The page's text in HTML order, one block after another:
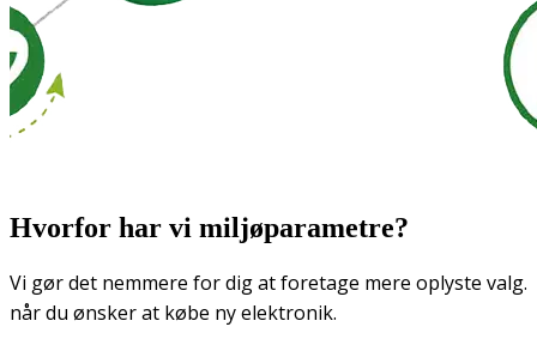
Hvorfor har vi miljøparametre?
Vi gør det nemmere for dig at foretage mere oplyste valg.
når du ønsker at købe ny elektronik.